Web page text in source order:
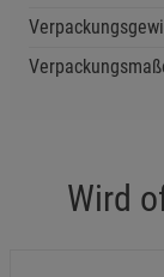
Wird
Einstellungen